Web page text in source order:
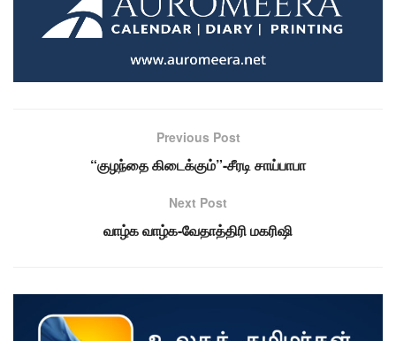
Previous Post
“குழந்தை கிடைக்கும்”-சீரடி சாய்பாபா
Next Post
வாழ்க வாழ்க-வேதாத்திரி மகரிஷி